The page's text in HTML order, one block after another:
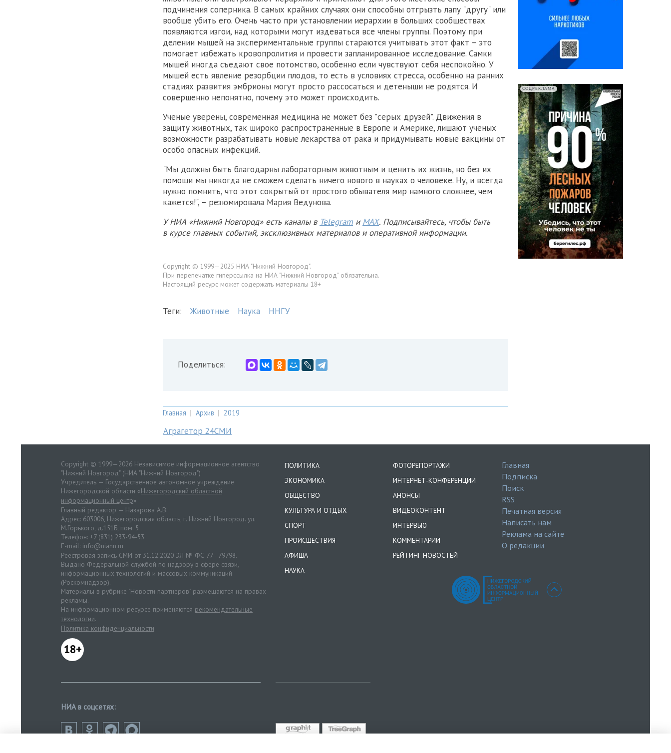
подчинения соперника. В самых крайних случаях они способны отгрызть лапу "другу" или
вообще убить его. Очень часто при установлении иерархии в больших сообществах
появляются изгои, над которыми могут издеваться все члены группы. Поэтому при
делении мышей на экспериментальные группы стараются учитывать этот факт – это
помогает избежать кровопролития и провести запланированное исследование. Самки
мышей иногда съедают свое потомство, особенно если чувствуют себя неспокойно. У
мышей есть явление резорбции плодов, то есть в условиях стресса, особенно на ранних
стадиях развития эмбрионы могут просто рассосаться и детеныши не родятся. И
совершенно непонятно, почему это может происходить.
Ученые уверены, современная медицина не может без "серых друзей". Движения в
защиту животных, так широко распространенные в Европе и Америке, лишают ученых
возможности разрабатывать новые лекарства от рака и придумывать новые вакцины от
особо опасных инфекций.
"Мы должны быть благодарны лабораторным животным и ценить их жизнь, но без их
помощи мы никогда не сможем сделать ничего нового в науках о человеке. Ну, и всегда
нужно помнить, что этот сокрытый от простого обывателя мир намного сложнее, чем
кажется!", – резюмировала Мария Ведунова.
У НИА «Нижний Новгород» есть каналы в Telegram и MAX. Подписывайтесь, чтобы быть
в курсе главных событий, эксклюзивных материалов и оперативной информации.
Copyright © 1999—2025 НИА "Нижний Новгород".
При перепечатке гиперссылка на НИА "Нижний Новгород" обязательна.
Настоящий ресурс может содержать материалы 18+
Теги: Животные Наука ННГУ
Поделиться:
Главная | Архив | 2019
Аграгетор 24СМИ
СОЦРЕКЛАМА
Copyright © 1999—2026 Независимое информационное агентство
"Нижний Новгород" (НИА "Нижний Новгород")
Учредитель — Государственное автономное учреждение
Нижегородской области «Нижегородский областной
информационный центр»
Главный редактор — Назарова А.В.
Адрес: 603006, Нижегородская область, г. Нижний Новгород. ул.
М.Горького, д.151Б, пом. 5
Телефон: +7 (831) 233-94-53
E-mail: info@niann.ru
Реестровая запись СМИ от 31.12.2020 ЭЛ № ФС 77 - 79798.
Выдано Федеральной службой по надзору в сфере связи,
информационных технологий и массовых коммуникаций
(Роскомнадзор).
Материалы в рубрике "Новости партнеров" размещаются на правах
рекламы.
На информационном ресурсе применяются рекомендательные
технологии.
Политика конфиденциальности
18+
ПОЛИТИКА
ЭКОНОМИКА
ОБЩЕСТВО
КУЛЬТУРА И ОТДЫХ
СПОРТ
ПРОИСШЕСТВИЯ
АФИША
НАУКА
ФОТОРЕПОРТАЖИ
ИНТЕРНЕТ-КОНФЕРЕНЦИИ
АНОНСЫ
ВИДЕОКОНТЕНТ
ИНТЕРВЬЮ
КОММЕНТАРИИ
РЕЙТИНГ НОВОСТЕЙ
Главная
Подписка
Поиск
RSS
Печатная версия
Написать нам
Реклама на сайте
О редакции
НИА в соцсетях: